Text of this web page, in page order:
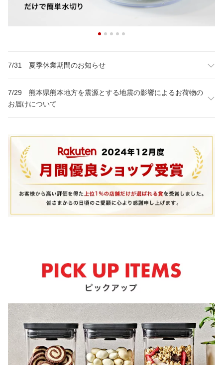
7/31 夏季休業期間のお知らせ
7/29 熊本県熊本地方を震源とする地震の影響によるお荷物の
お届けについて